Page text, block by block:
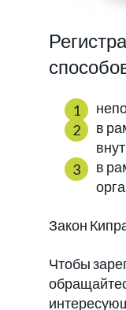
в
в
Закон
Чтобы